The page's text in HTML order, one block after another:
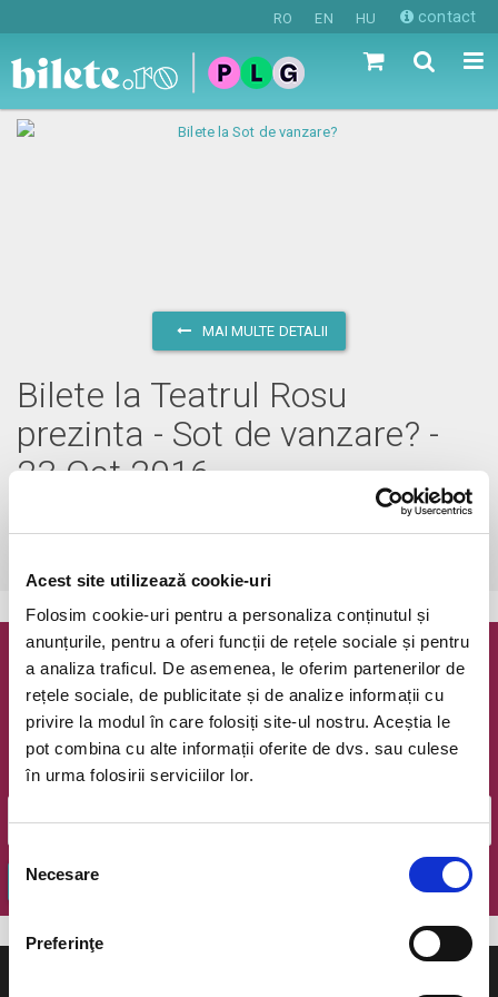
Acest site utilizează cookie-uri
Folosim cookie-uri pentru a personaliza conținutul și
anunțurile, pentru a oferi funcții de rețele sociale și pentru
a analiza traficul. De asemenea, le oferim partenerilor de
rețele sociale, de publicitate și de analize informații cu
privire la modul în care folosiți site-ul nostru. Aceștia le
pot combina cu alte informații oferite de dvs. sau culese
în urma folosirii serviciilor lor.
Selecția
consimțământului
Necesare
Preferinţe
RO EN HU contact
MAI MULTE DETALII
Bilete la Teatrul Rosu
prezinta - Sot de vanzare? -
23 Oct 2016
Newsletter @ Bilete.ro
Oferte exclusive si o editie saptamanala cu cele mai noi
evenimente.
Email
OK